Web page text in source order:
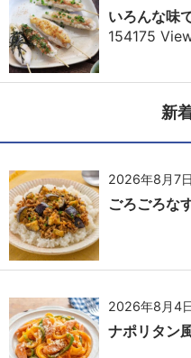
いろんな味
154175
新
2026年8月7日
ごろごろな
2026年8月4日
ナポリタン